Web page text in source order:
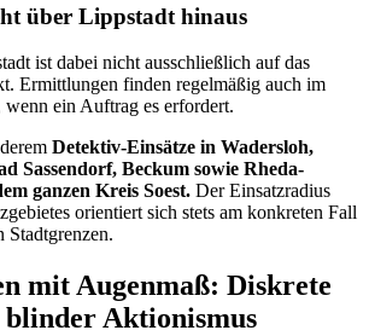
über Lippstadt hinaus
ist dabei nicht ausschließlich auf das
Ermittlungen finden regelmäßig auch im
ein Auftrag es erfordert.
Detektiv-Einsätze in Wadersloh,
Sassendorf, Beckum sowie Rheda-
ganzen Kreis Soest. Der Einsatzradius
orientiert sich stets am konkreten Fall
Stadtgrenzen.
mit Augenmaß: Diskrete
blinder Aktionismus